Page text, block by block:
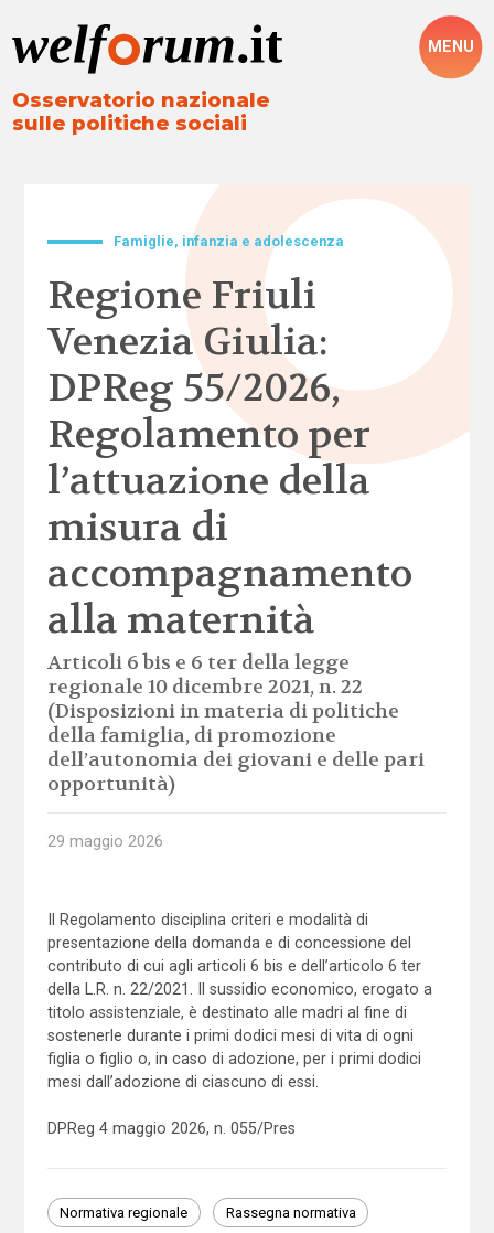
Osservatorio nazionale
sulle politiche sociali
MENU
Famiglie, infanzia e adolescenza
Regione Friuli
Venezia Giulia:
DPReg 55/2026,
Regolamento per
l’attuazione della
misura di
accompagnamento
alla maternità
Articoli 6 bis e 6 ter della legge
regionale 10 dicembre 2021, n. 22
(Disposizioni in materia di politiche
della famiglia, di promozione
dell’autonomia dei giovani e delle pari
opportunità)
29 maggio 2026
Il Regolamento disciplina criteri e modalità di
presentazione della domanda e di concessione del
contributo di cui agli articoli 6 bis e dell’articolo 6 ter
della L.R. n. 22/2021. Il sussidio economico, erogato a
titolo assistenziale, è destinato alle madri al fine di
sostenerle durante i primi dodici mesi di vita di ogni
figlia o figlio o, in caso di adozione, per i primi dodici
mesi dall’adozione di ciascuno di essi.
DPReg 4 maggio 2026, n. 055/Pres
Normativa regionale Rassegna normativa